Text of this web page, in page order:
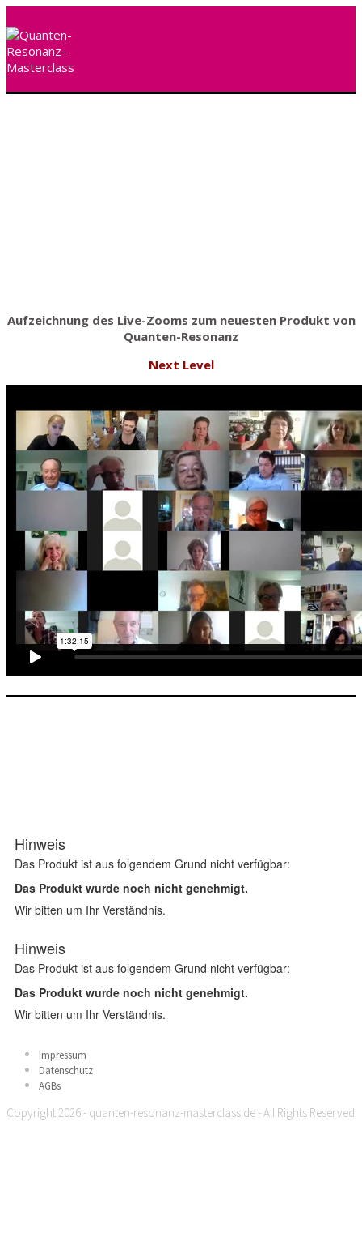
Aufzeichnung des Live-Zooms zum neuesten Produkt von
Quanten-Resonanz
Next Level
Impressum
Datenschutz
AGBs
Copyright 2026 - quanten-resonanz-masterclass.de - All Rights Reserved